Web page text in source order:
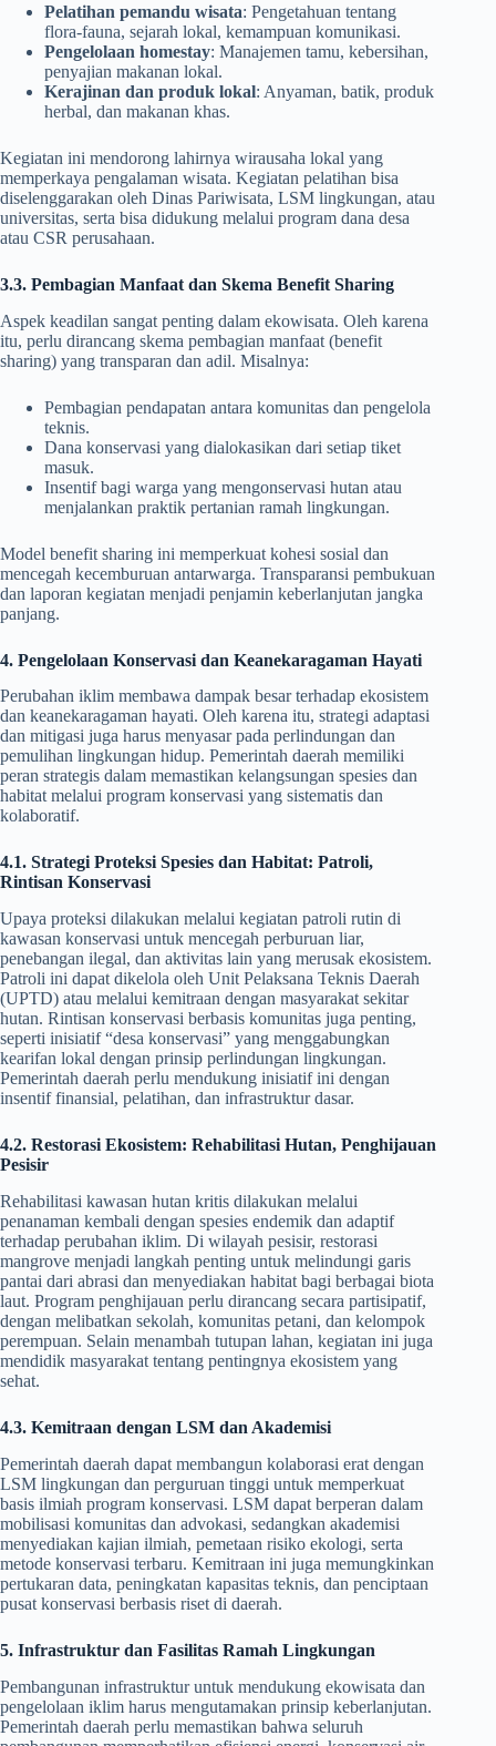
Pelatihan pemandu wisata: Pengetahuan tentang
flora-fauna, sejarah lokal, kemampuan komunikasi.
Pengelolaan homestay: Manajemen tamu, kebersihan,
penyajian makanan lokal.
Kerajinan dan produk lokal: Anyaman, batik, produk
herbal, dan makanan khas.
Kegiatan ini mendorong lahirnya wirausaha lokal yang
memperkaya pengalaman wisata. Kegiatan pelatihan bisa
diselenggarakan oleh Dinas Pariwisata, LSM lingkungan, atau
universitas, serta bisa didukung melalui program dana desa
atau CSR perusahaan.
3.3. Pembagian Manfaat dan Skema Benefit Sharing
Aspek keadilan sangat penting dalam ekowisata. Oleh karena
itu, perlu dirancang skema pembagian manfaat (benefit
sharing) yang transparan dan adil. Misalnya:
Pembagian pendapatan antara komunitas dan pengelola
teknis.
Dana konservasi yang dialokasikan dari setiap tiket
masuk.
Insentif bagi warga yang mengonservasi hutan atau
menjalankan praktik pertanian ramah lingkungan.
Model benefit sharing ini memperkuat kohesi sosial dan
mencegah kecemburuan antarwarga. Transparansi pembukuan
dan laporan kegiatan menjadi penjamin keberlanjutan jangka
panjang.
4. Pengelolaan Konservasi dan Keanekaragaman Hayati
Perubahan iklim membawa dampak besar terhadap ekosistem
dan keanekaragaman hayati. Oleh karena itu, strategi adaptasi
dan mitigasi juga harus menyasar pada perlindungan dan
pemulihan lingkungan hidup. Pemerintah daerah memiliki
peran strategis dalam memastikan kelangsungan spesies dan
habitat melalui program konservasi yang sistematis dan
kolaboratif.
4.1. Strategi Proteksi Spesies dan Habitat: Patroli,
Rintisan Konservasi
Upaya proteksi dilakukan melalui kegiatan patroli rutin di
kawasan konservasi untuk mencegah perburuan liar,
penebangan ilegal, dan aktivitas lain yang merusak ekosistem.
Patroli ini dapat dikelola oleh Unit Pelaksana Teknis Daerah
(UPTD) atau melalui kemitraan dengan masyarakat sekitar
hutan. Rintisan konservasi berbasis komunitas juga penting,
seperti inisiatif “desa konservasi” yang menggabungkan
kearifan lokal dengan prinsip perlindungan lingkungan.
Pemerintah daerah perlu mendukung inisiatif ini dengan
insentif finansial, pelatihan, dan infrastruktur dasar.
4.2. Restorasi Ekosistem: Rehabilitasi Hutan, Penghijauan
Pesisir
Rehabilitasi kawasan hutan kritis dilakukan melalui
penanaman kembali dengan spesies endemik dan adaptif
terhadap perubahan iklim. Di wilayah pesisir, restorasi
mangrove menjadi langkah penting untuk melindungi garis
pantai dari abrasi dan menyediakan habitat bagi berbagai biota
laut. Program penghijauan perlu dirancang secara partisipatif,
dengan melibatkan sekolah, komunitas petani, dan kelompok
perempuan. Selain menambah tutupan lahan, kegiatan ini juga
mendidik masyarakat tentang pentingnya ekosistem yang
sehat.
4.3. Kemitraan dengan LSM dan Akademisi
Pemerintah daerah dapat membangun kolaborasi erat dengan
LSM lingkungan dan perguruan tinggi untuk memperkuat
basis ilmiah program konservasi. LSM dapat berperan dalam
mobilisasi komunitas dan advokasi, sedangkan akademisi
menyediakan kajian ilmiah, pemetaan risiko ekologi, serta
metode konservasi terbaru. Kemitraan ini juga memungkinkan
pertukaran data, peningkatan kapasitas teknis, dan penciptaan
pusat konservasi berbasis riset di daerah.
5. Infrastruktur dan Fasilitas Ramah Lingkungan
Pembangunan infrastruktur untuk mendukung ekowisata dan
pengelolaan iklim harus mengutamakan prinsip keberlanjutan.
Pemerintah daerah perlu memastikan bahwa seluruh